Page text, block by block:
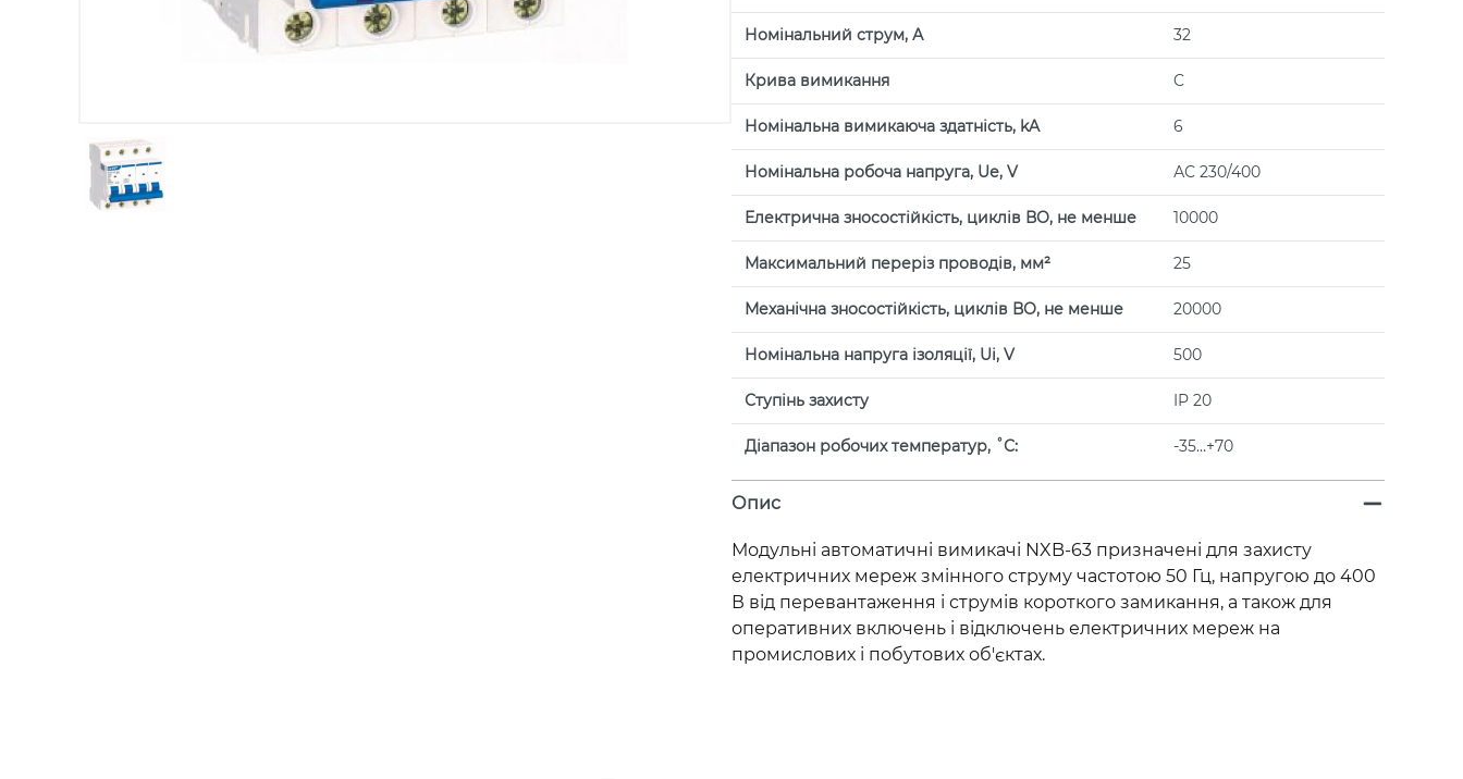
Номінальний струм, А 32
Крива вимикання C
Номінальна вимикаюча здатність, kA 6
Номінальна робоча напруга, Uе, V АС 230/400
Електрична зносостійкість, циклів ВО, не менше 10000
Максимальний переріз проводів, мм² 25
Механічна зносостійкість, циклів ВО, не менше 20000
Номінальна напруга ізоляції, Ui, V 500
Ступінь захисту IP 20
Діапазон робочих температур, ˚С: -35…+70
Опис
Модульні автоматичні вимикачі NXB-63 призначені для захисту
електричних мереж змінного струму частотою 50 Гц, напругою до 400
В від перевантаження і струмів короткого замикання, а також для
оперативних включень і відключень електричних мереж на
промислових і побутових об'єктах.